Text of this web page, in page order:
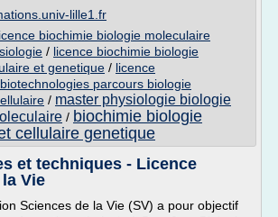
lille1.fr
biochimie biologie moleculaire
/ licence biochimie biologie
et genetique / licence
parcours biologie
/ master physiologie biologie
/ biochimie biologie
cellulaire genetique
et techniques - Licence
Vie
Sciences de la Vie (SV) a pour objectif